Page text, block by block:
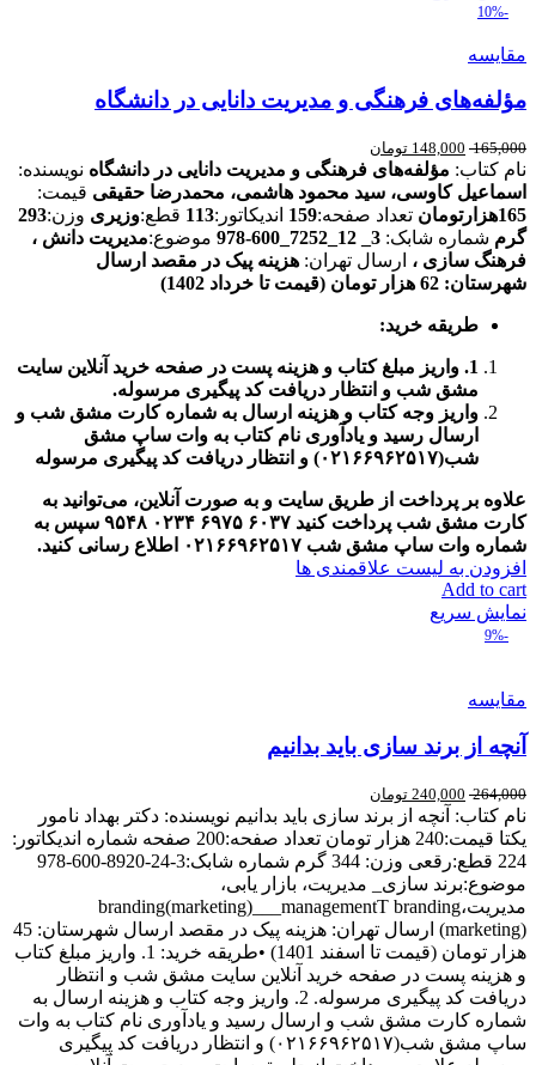
-10%
مقایسه
مؤلفه‌های فرهنگی و مدیریت دانایی در دانشگاه
165,000
148,000 تومان
نام کتاب: مؤلفه‌های فرهنگی و مدیریت دانایی در دانشگاه نویسنده:
اسماعیل کاوسی، سید محمود هاشمی، محمدرضا حقیقی قیمت:
165هزارتومان
تعداد صفحه:159 اندیکاتور:113 قطع:وزیری وزن:293
گرم شماره شابک: 3_ 12_7252_600‑978 موضوع:مدیریت دانش ،
فرهنگ سازی ، ارسال تهران: هزینه پیک در مقصد ارسال
شهرستان: 62 هزار تومان (قیمت تا خرداد 1402)
طریقه خرید:
1. واریز مبلغ کتاب و هزینه پست در صفحه خرید آنلاین سایت
مشق شب و انتظار دریافت کد پیگیری مرسوله.
واریز وجه کتاب و هزینه ارسال به شماره کارت مشق شب و
ارسال رسید و یادآوری نام کتاب به وات ساپ مشق
شب(۰۲۱۶۶۹۶۲۵۱۷) و انتظار دریافت کد پیگیری مرسوله
علاوه بر پرداخت از طریق سایت و به صورت آنلاین، می‌توانید به
کارت مشق شب پرداخت کنید ۶۰۳۷ ۶۹۷۵ ۰۲۳۴ ۹۵۴۸ سپس به
شماره وات ساپ مشق شب ۰۲۱۶۶۹۶۲۵۱۷ اطلاع رسانی کنید.
افزودن به لیست علاقمندی ها
Add to cart
نمایش سریع
-9%
مقایسه
آنچه از برند سازی باید بدانیم
264,000
240,000 تومان
نام کتاب: آنچه از برند سازی باید بدانیم نویسنده: دکتر بهداد نامور
یکتا قیمت:240 هزار تومان تعداد صفحه:200 صفحه شماره اندیکاتور:
224 قطع:رقعی وزن: 344 گرم شماره شابک:3-24-8920-600-978
موضوع:برند سازی_ مدیریت، بازار یابی،
مدیریت،branding(marketing)___managementT branding
(marketing) ارسال تهران: هزینه پیک در مقصد ارسال شهرستان: 45
هزار تومان (قیمت تا اسفند 1401) •طریقه خرید: 1. واریز مبلغ کتاب
و هزینه پست در صفحه خرید آنلاین سایت مشق شب و انتظار
دریافت کد پیگیری مرسوله. 2. واریز وجه کتاب و هزینه ارسال به
شماره کارت مشق شب و ارسال رسید و یادآوری نام کتاب به وات
ساپ مشق شب(۰۲۱۶۶۹۶۲۵۱۷) و انتظار دریافت کد پیگیری